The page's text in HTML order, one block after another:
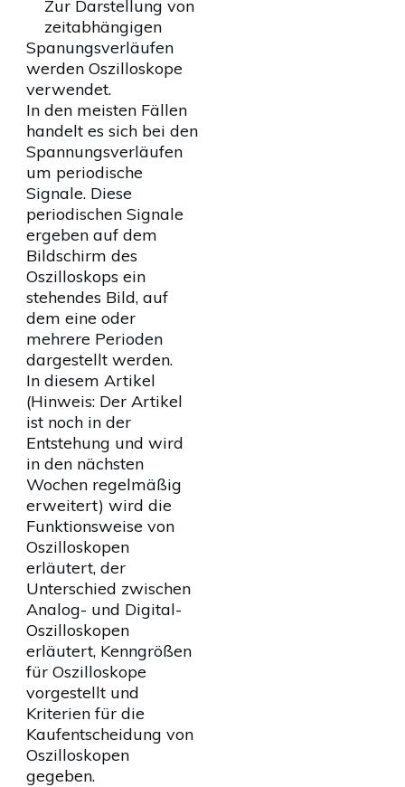
Zur Darstellung von
zeitabhängigen
Spanungsverläufen
werden Oszilloskope
verwendet.
In den meisten Fällen
handelt es sich bei den
Spannungsverläufen
um periodische
Signale. Diese
periodischen Signale
ergeben auf dem
Bildschirm des
Oszilloskops ein
stehendes Bild, auf
dem eine oder
mehrere Perioden
dargestellt werden.
In diesem Artikel
(Hinweis: Der Artikel
ist noch in der
Entstehung und wird
in den nächsten
Wochen regelmäßig
erweitert) wird die
Funktionsweise von
Oszilloskopen
erläutert, der
Unterschied zwischen
Analog- und Digital-
Oszilloskopen
erläutert, Kenngrößen
für Oszilloskope
vorgestellt und
Kriterien für die
Kaufentscheidung von
Oszilloskopen
gegeben.